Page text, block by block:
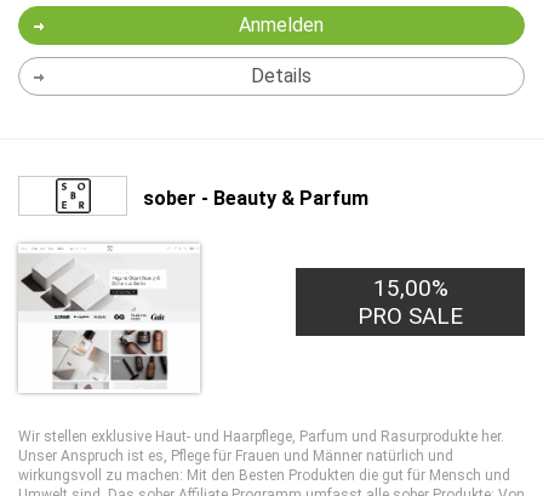
Anmelden
Details
sober - Beauty & Parfum
15,00%
PRO SALE
Wir stellen exklusive Haut- und Haarpflege, Parfum und Rasurprodukte her.
Unser Anspruch ist es, Pflege für Frauen und Männer natürlich und
wirkungsvoll zu machen: Mit den Besten Produkten die gut für Mensch und